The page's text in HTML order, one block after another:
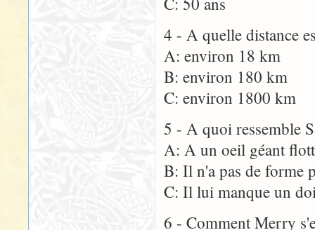
4 - A quelle distance
A: environ 18 km
B: environ 180 km
C: environ 1800 km
5 - A quoi ressemble
A: A un oeil géant
B: Il n'a pas de forme
C: Il lui manque un
6 - Comment Merry